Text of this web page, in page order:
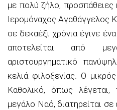
με πολύ ζήλο, προσπάθειες
Ιερομόναχος Αγαθάγγελος
σε δεκαέξι χρόνια έγινε
αποτελείται από
αριστουργηματικό
κελιά φιλοξενίας. Ο
Καθολικό, όπως
μεγάλο Ναό, διατηρείται σε